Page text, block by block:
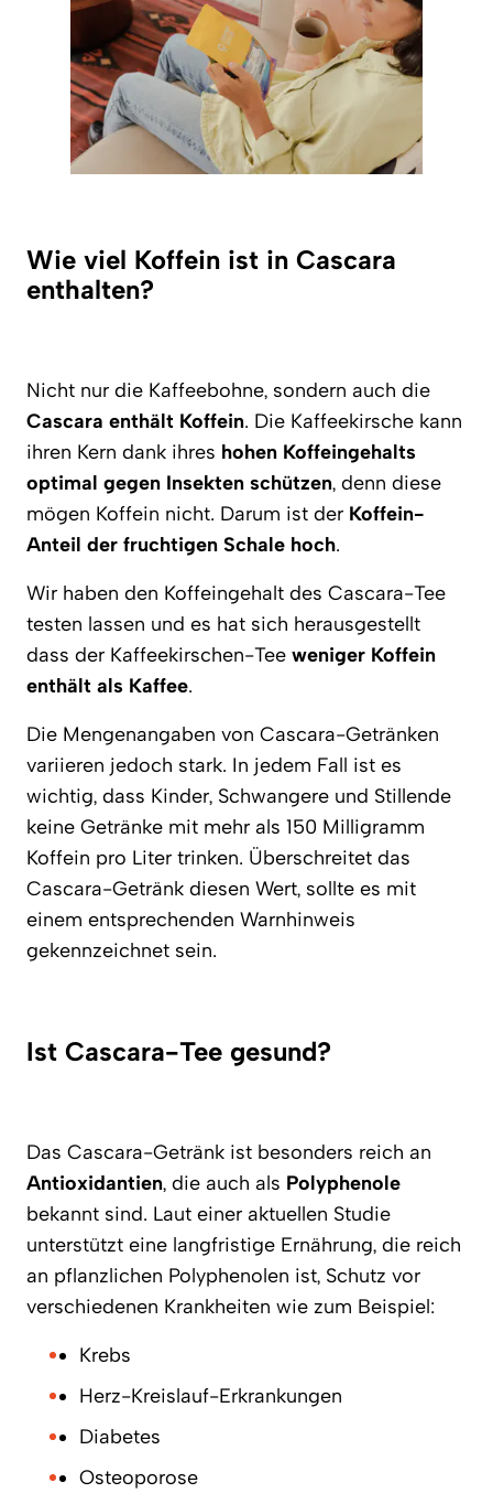
Wie viel Koffein ist in Cascara
enthalten?
Nicht nur die Kaffeebohne, sondern auch die
Cascara enthält Koffein. Die Kaffeekirsche kann
ihren Kern dank ihres hohen Koffeingehalts
optimal gegen Insekten schützen, denn diese
mögen Koffein nicht. Darum ist der Koffein-
Anteil der fruchtigen Schale hoch.
Wir haben den Koffeingehalt des Cascara-Tee
testen lassen und es hat sich herausgestellt
dass der Kaffeekirschen-Tee weniger Koffein
enthält als Kaffee.
Die Mengenangaben von Cascara-Getränken
variieren jedoch stark. In jedem Fall ist es
wichtig, dass Kinder, Schwangere und Stillende
keine Getränke mit mehr als 150 Milligramm
Koffein pro Liter trinken. Überschreitet das
Cascara-Getränk diesen Wert, sollte es mit
einem entsprechenden Warnhinweis
gekennzeichnet sein.
Ist Cascara-Tee gesund?
Das Cascara-Getränk ist besonders reich an
Antioxidantien, die auch als Polyphenole
bekannt sind. Laut einer aktuellen Studie
unterstützt eine langfristige Ernährung, die reich
an pflanzlichen Polyphenolen ist, Schutz vor
verschiedenen Krankheiten wie zum Beispiel:
Krebs
Herz-Kreislauf-Erkrankungen
Diabetes
Osteoporose